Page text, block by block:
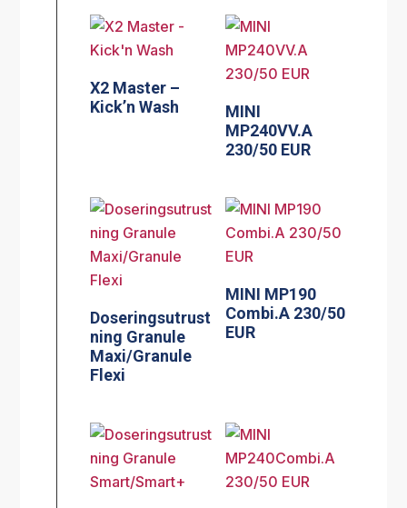
X2 Master –
Kick’n Wash
MINI
MP240VV.A
230/50 EUR
Doseringsutrust
ning Granule
Maxi/Granule
Flexi
MINI MP190
Combi.A 230/50
EUR